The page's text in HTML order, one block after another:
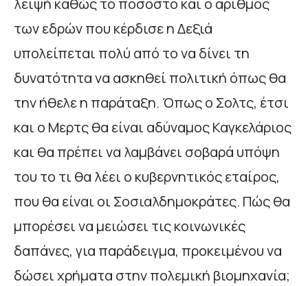
λειψή καθώς το ποσοστό και ο αριθμός
των εδρών που κέρδισε η Δεξιά
υπολείπεται πολύ από το να δίνει τη
δυνατότητα να ασκηθεί πολιτική όπως θα
την ήθελε η παράταξη. Όπως ο Σολτς, έτσι
και ο Μερτς θα είναι αδύναμος Καγκελάριος
και θα πρέπει να λαμβάνει σοβαρά υπόψη
του το τι θα λέει ο κυβερνητικός εταίρος,
που θα είναι οι Σοσιαλδημοκράτες. Πώς θα
μπορέσει να μειώσει τις κοινωνικές
δαπάνες, για παράδειγμα, προκειμένου να
δώσει χρήματα στην πολεμική βιομηχανία;